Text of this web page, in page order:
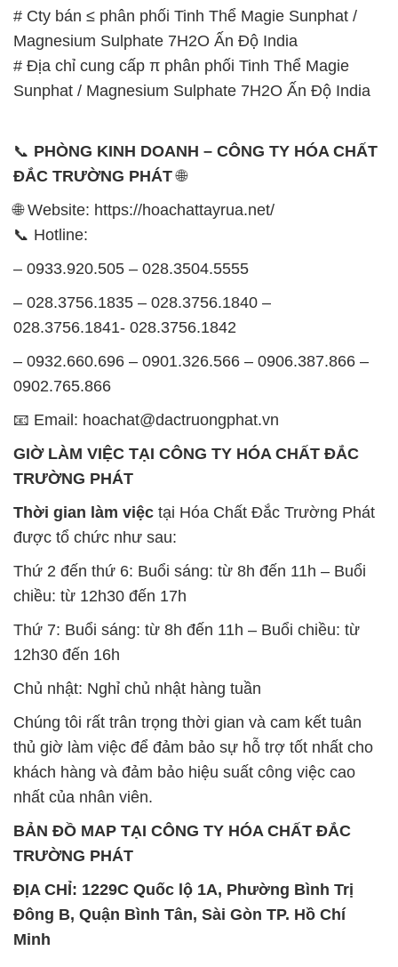
📞PHÒNG KINH DOANH – CÔNG TY HÓA CHẤT
ĐẮC TRƯỜNG PHÁT🌐
🌐 Website: https://hoachattayrua.net/
– 0933.920.505 – 028.3504.5555
028.3756.1841- 028.3756.1842
0902.765.866
📧 Email: hoachat@dactruongphat.vn
TRƯỜNG PHÁT
được tổ chức như sau:
Thứ 2 đến thứ 6: Buổi sáng: từ 8h đến 11h – Buổi
chiều: từ 12h30 đến 17h
Thứ 7: Buổi sáng: từ 8h đến 11h – Buổi chiều: từ
12h30 đến 16h
Chủ nhật: Nghỉ chủ nhật hàng tuần
thủ giờ làm việc để đảm bảo sự hỗ trợ tốt nhất cho
khách hàng và đảm bảo hiệu suất công việc cao
nhất của nhân viên.
BẢN ĐỒ MAP TẠI CÔNG TY HÓA CHẤT ĐẮC
TRƯỜNG PHÁT
ĐỊA CHỈ: 1229C Quốc lộ 1A, Phường Bình Trị
Đông B, Quận Bình Tân, Sài Gòn TP. Hồ Chí
Minh